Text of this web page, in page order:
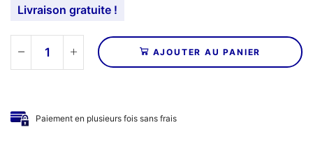
Livraison gratuite !
quantité
de
Vidéoprojecteurs
AJOUTER AU PANIER
Paiement en plusieurs fois sans frais